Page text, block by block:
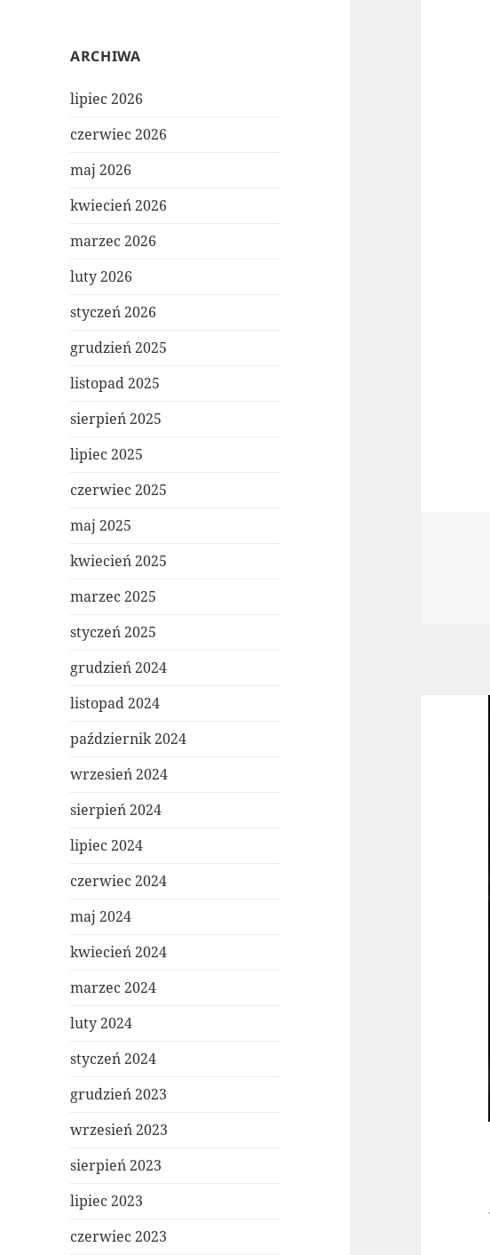
ARCHIWA
lipiec 2026
czerwiec 2026
maj 2026
kwiecień 2026
marzec 2026
luty 2026
styczeń 2026
grudzień 2025
listopad 2025
sierpień 2025
lipiec 2025
czerwiec 2025
maj 2025
kwiecień 2025
marzec 2025
styczeń 2025
grudzień 2024
listopad 2024
październik 2024
wrzesień 2024
sierpień 2024
lipiec 2024
czerwiec 2024
maj 2024
kwiecień 2024
marzec 2024
luty 2024
styczeń 2024
grudzień 2023
wrzesień 2023
sierpień 2023
lipiec 2023
czerwiec 2023